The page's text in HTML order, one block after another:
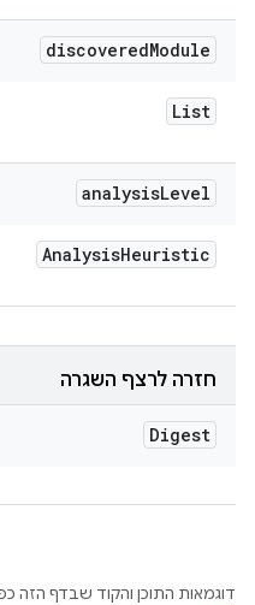
discoveredModule
List
analysisLevel
AnalysisHeuristic
חזרה לרצף השגרה
Digest
דוגמאות התוכן והקוד שבדף הזה